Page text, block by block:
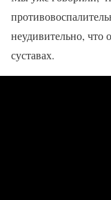
неудивительно, что
суставах.